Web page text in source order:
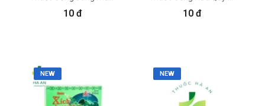
Bảo quản thục địa trong bình kín, tranh sâu bọ
mối mọt
Nên mua thục địa tại các nơi uy tín. Những sản
10 đ 10 đ
NEW NEW